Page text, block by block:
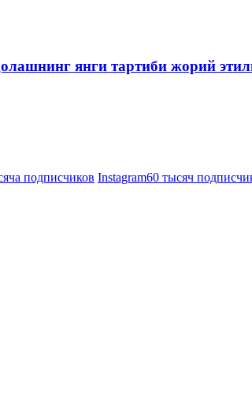
янги тартиби жорий
подписчиков Instagram60 тысяч